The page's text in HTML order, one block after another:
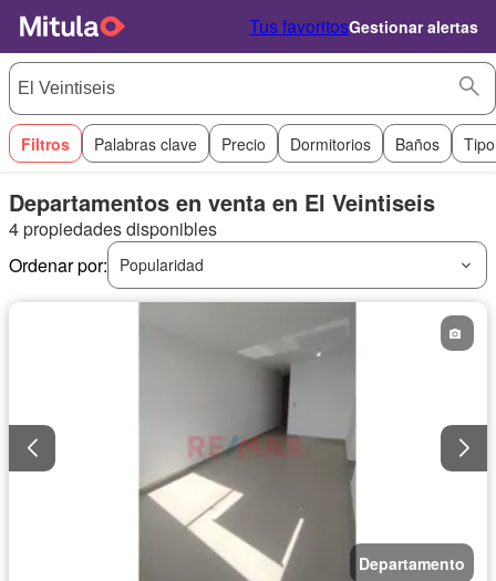
Tus favoritosGestionar alertas
Filtros Palabras clave Precio Dormitorios Baños
Departamentos en venta en El Veintiseis
4 propiedades disponibles
Ordenar por:
Popularidad
Departamento